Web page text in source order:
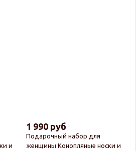
и
Подарочный набор для
женщины Конопляные носки и
1 990 руб